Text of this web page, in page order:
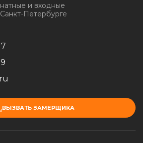
и входные
Петербурге
ВЫЗВАТЬ ЗАМЕРЩИКА